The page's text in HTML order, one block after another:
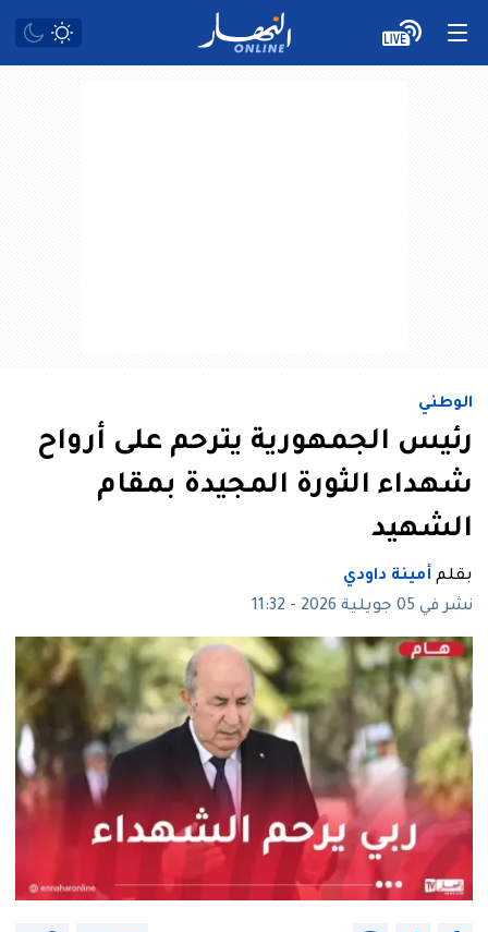
الوطني
رئيس الجمهورية يترحم على أرواح
شهداء الثورة المجيدة بمقام
الشهيد
بقلم أمينة داودي
نشر في 05 جويلية 2026 - 11:32